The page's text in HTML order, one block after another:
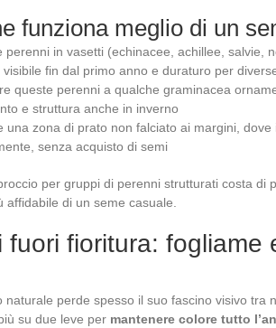
funziona meglio di un
perenni in vasetti (echinacee, achillee, salvie,
visibile fin dal primo anno e duraturo per
queste perenni a qualche graminacea
e struttura anche in inverno
una zona di prato non falciato ai margini,
senza acquisto di semi
per gruppi di perenni strutturati costa di
affidabile di un seme casuale.
fuori fioritura: fogliame
naturale perde spesso il suo fascino visivo tra
su due leve per mantenere colore tutto